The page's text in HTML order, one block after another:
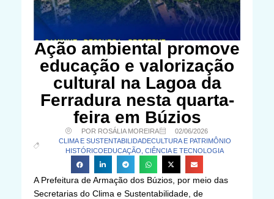
Ação ambiental promove
educação e valorização
cultural na Lagoa da
Ferradura nesta quarta-
feira em Búzios
POR ROSÁLIA MOREIRA
02/06/2026
CLIMA E SUSTENTABILIDADECULTURA E PATRIMÔNIO
HISTÓRICOEDUCAÇÃO, CIÊNCIA E TECNOLOGIA
A Prefeitura de Armação dos Búzios, por meio das
Secretarias do Clima e Sustentabilidade, de